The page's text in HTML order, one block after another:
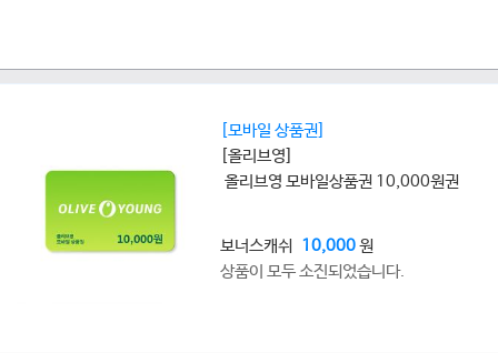
[모바일 상품권]
[올리브영]
올리브영 모바일상품권 10,000원권
보너스캐쉬 10,000원
상품이 모두 소진되었습니다.